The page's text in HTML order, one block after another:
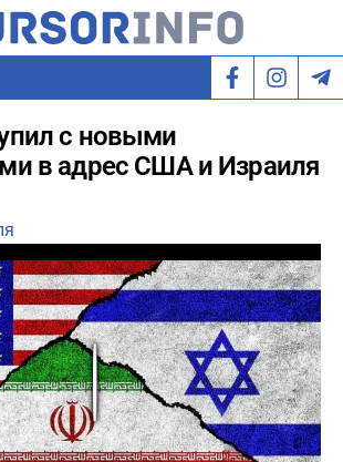
с новыми
в адрес США и Израиля
Play